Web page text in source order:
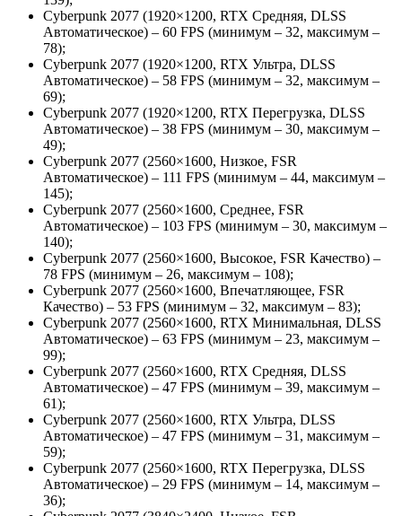
Cyberpunk 2077 (1920×1200, RTX Средняя, DLSS
Автоматическое) – 60 FPS (минимум – 32, максимум –
78);
Cyberpunk 2077 (1920×1200, RTX Ультра, DLSS
Автоматическое) – 58 FPS (минимум – 32, максимум –
69);
Cyberpunk 2077 (1920×1200, RTX Перегрузка, DLSS
Автоматическое) – 38 FPS (минимум – 30, максимум –
49);
Cyberpunk 2077 (2560×1600, Низкое, FSR
Автоматическое) – 111 FPS (минимум – 44, максимум –
145);
Cyberpunk 2077 (2560×1600, Среднее, FSR
Автоматическое) – 103 FPS (минимум – 30, максимум –
140);
Cyberpunk 2077 (2560×1600, Высокое, FSR Качество) –
78 FPS (минимум – 26, максимум – 108);
Cyberpunk 2077 (2560×1600, Впечатляющее, FSR
Качество) – 53 FPS (минимум – 32, максимум – 83);
Cyberpunk 2077 (2560×1600, RTX Минимальная, DLSS
Автоматическое) – 63 FPS (минимум – 23, максимум –
99);
Cyberpunk 2077 (2560×1600, RTX Средняя, DLSS
Автоматическое) – 47 FPS (минимум – 39, максимум –
61);
Cyberpunk 2077 (2560×1600, RTX Ультра, DLSS
Автоматическое) – 47 FPS (минимум – 31, максимум –
59);
Cyberpunk 2077 (2560×1600, RTX Перегрузка, DLSS
Автоматическое) – 29 FPS (минимум – 14, максимум –
36);